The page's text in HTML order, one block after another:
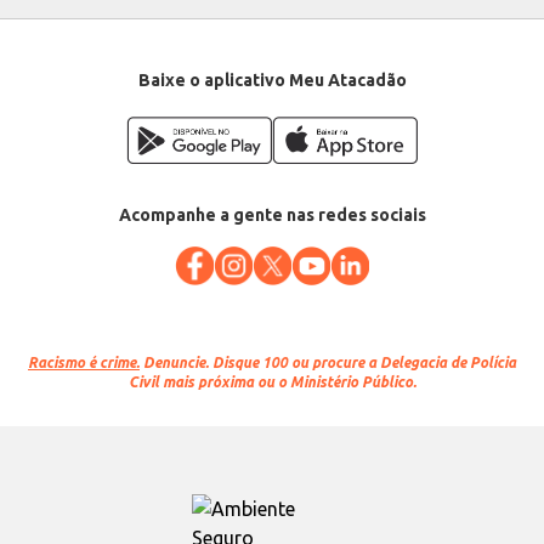
Baixe o aplicativo Meu Atacadão
Acompanhe a gente nas redes sociais
Racismo é crime. Denuncie. Disque 100 ou procure a Delegacia de Polícia
Civil mais próxima ou o Ministério Público.